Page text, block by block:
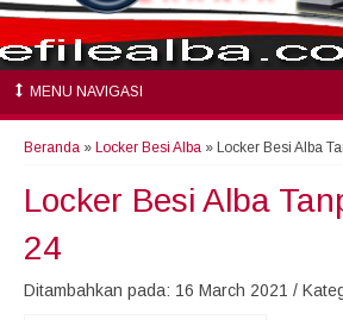
MENU NAVIGASI
Beranda » Locker Besi Alba » Locker Besi Alba
Locker Besi Alba
24
Ditambahkan pada: 16 March 2021 /